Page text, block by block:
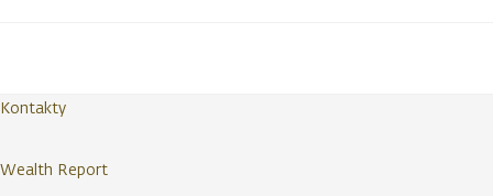
Kontakty
Wealth Report